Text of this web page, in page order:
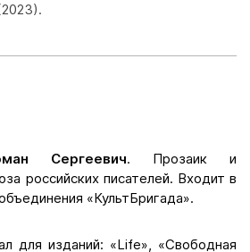
Сергеевич. Прозаик и
российских писателей. Входит в
«КультБригада».
для изданий: «Life», «Свободная